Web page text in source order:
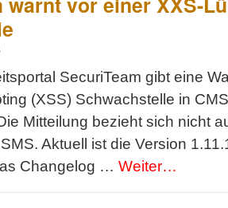
SecuriTeam gibt eine
(XSS) Schwachstelle in
Mitteilung bezieht sich nicht
Aktuell ist die Version
Changelog … Weiter…